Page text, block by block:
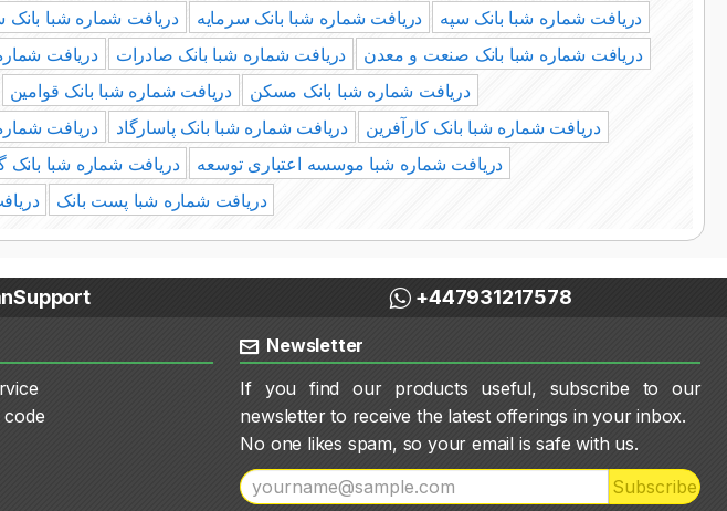
دریافت شماره شبا بانک دریافت شماره شبا بانک سرمایه
دریافت شماره شبا بانک سپه
دریافت دریافت شماره شبا بانک صادرات
دریافت شماره شبا بانک صنعت و معدن
دریافت شماره شبا بانک قوامین
دریافت شماره شبا بانک مسکن
دریافت دریافت شماره شبا بانک پاسارگاد
دریافت شماره شبا بانک کارآفرین
دریافت شماره شبا
دریافت شماره شبا موسسه اعتباری توسعه
دریافت شماره شبا پست بانک
+447931217578
code
Newsletter
If you find our products useful, subscribe to our
newsletter to receive the latest offerings in your inbox.
No one likes spam, so your email is safe with us.
Subscribe